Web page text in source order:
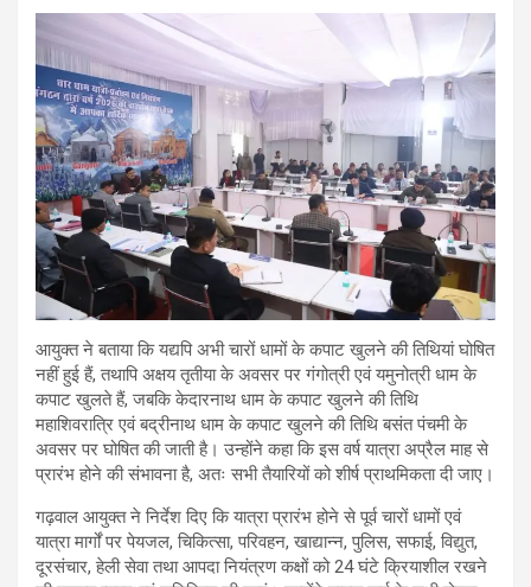
आयुक्त ने बताया कि यद्यपि अभी चारों धामों के कपाट खुलने की तिथियां घोषित
नहीं हुई हैं, तथापि अक्षय तृतीया के अवसर पर गंगोत्री एवं यमुनोत्री धाम के
कपाट खुलते हैं, जबकि केदारनाथ धाम के कपाट खुलने की तिथि
महाशिवरात्रि एवं बद्रीनाथ धाम के कपाट खुलने की तिथि बसंत पंचमी के
अवसर पर घोषित की जाती है। उन्होंने कहा कि इस वर्ष यात्रा अप्रैल माह से
प्रारंभ होने की संभावना है, अतः सभी तैयारियों को शीर्ष प्राथमिकता दी जाए।
गढ़वाल आयुक्त ने निर्देश दिए कि यात्रा प्रारंभ होने से पूर्व चारों धामों एवं
यात्रा मार्गों पर पेयजल, चिकित्सा, परिवहन, खाद्यान्न, पुलिस, सफाई, विद्युत,
दूरसंचार, हेली सेवा तथा आपदा नियंत्रण कक्षों को 24 घंटे क्रियाशील रखने